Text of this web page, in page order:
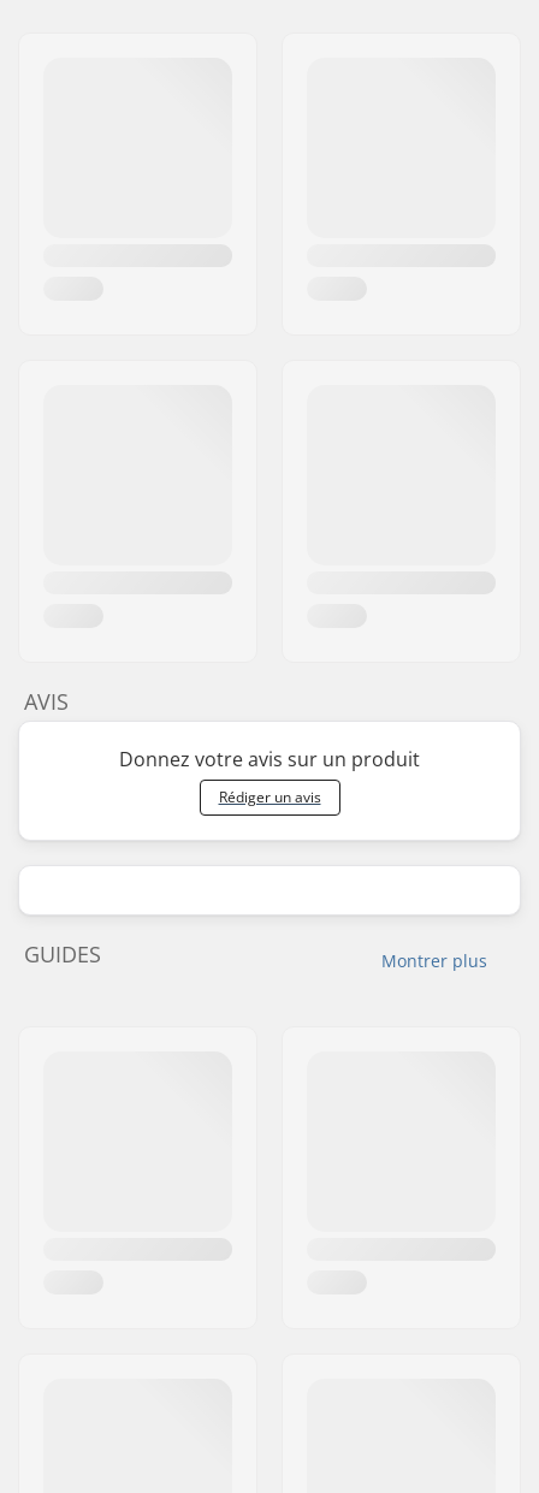
AVIS
Donnez votre avis sur un produit
Rédiger un avis
Montrer plus
GUIDES